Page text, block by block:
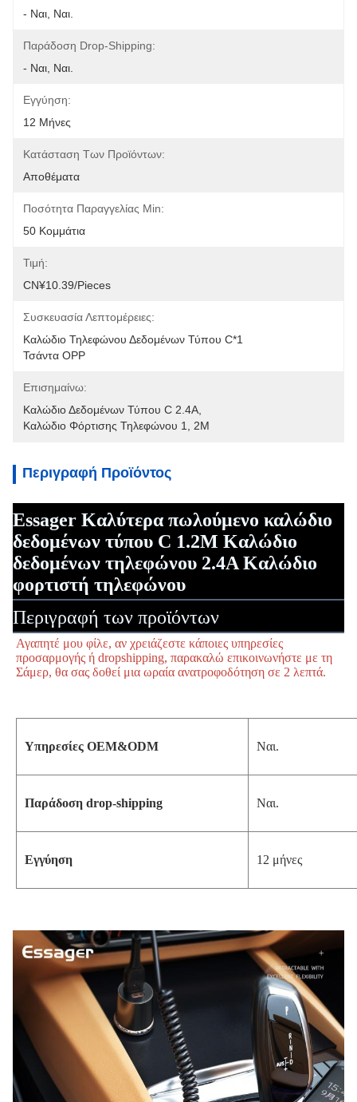
- Ναι, Ναι.
Παράδοση Drop-Shipping:
- Ναι, Ναι.
Εγγύηση:
12 Μήνες
Κατάσταση Των Προϊόντων:
Αποθέματα
Ποσότητα Παραγγελίας Min:
50 Κομμάτια
Τιμή:
CN¥10.39/pieces
Συσκευασία Λεπτομέρειες:
Καλώδιο Τηλεφώνου Δεδομένων Τύπου C*1
Τσάντα OPP
Επισημαίνω:
Καλώδιο Δεδομένων Τύπου C 2.4A
Καλώδιο Φόρτισης Τηλεφώνου 1
2M
Περιγραφή Προϊόντος
Essager Καλύτερα πωλούμενο καλώδιο
δεδομένων τύπου C 1.2M Καλώδιο
δεδομένων τηλεφώνου 2.4A Καλώδιο
φορτιστή τηλεφώνου
Περιγραφή των προϊόντων
Αγαπητέ μου φίλε, αν χρειάζεστε κάποιες υπηρεσίες
προσαρμογής ή dropshipping, παρακαλώ επικοινωνήστε με τη
Σάμερ, θα σας δοθεί μια ωραία ανατροφοδότηση σε 2 λεπτά.
Υπηρεσίες OEM&ODM Ναι.
Παράδοση drop-shipping Ναι.
Εγγύηση 12 μήνες